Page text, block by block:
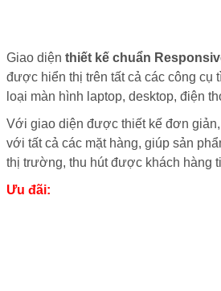
Giao diện thiết kế chuẩn
được hiển thị trên tất cả các công cụ
loại màn hình laptop, desktop, điện
Với giao diện được thiết kế đơn
với tất cả các mặt hàng, giúp sản
thị trường, thu hút được khách hàng
Ưu đãi: